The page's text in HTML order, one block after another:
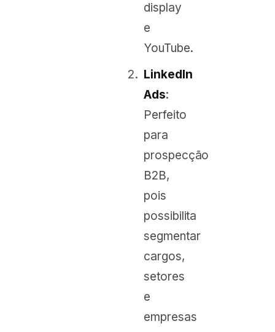
display
e
YouTube.
LinkedIn
Ads:
Perfeito
para
prospecção
B2B,
pois
possibilita
segmentar
cargos,
setores
e
empresas